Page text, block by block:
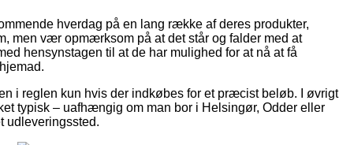
hverdag på en lang række af deres produkter,
men vær opmærksom på at det står og falder med at
hensynstagen til at de har mulighed for at nå at få
i reglen kun hvis der indkøbes for et præcist beløb. I øvrigt
typisk – uafhængig om man bor i Helsingør, Odder eller
udleveringssted.